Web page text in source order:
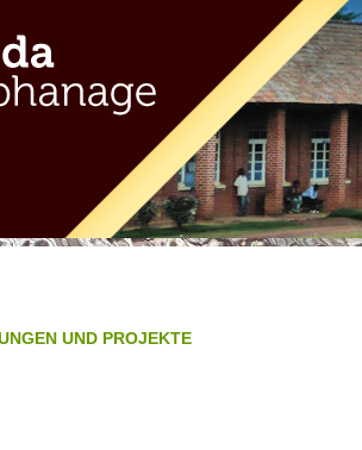
UND PROJEKTE